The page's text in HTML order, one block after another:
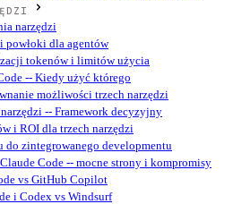
narzędzi
powłoki dla agentów
tokenów i limitów użycia
-- Kiedy użyć którego
możliwości trzech narzędzi
-- Framework decyzyjny
i ROI dla trzech narzędzi
do zintegrowanego developmentu
Code -- mocne strony i kompromisy
vs GitHub Copilot
i Codex vs Windsurf